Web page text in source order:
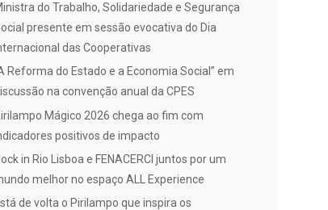
do Trabalho, Solidariedade e Segurança
presente em sessão evocativa do Dia
das Cooperativas
Reforma do Estado e a Economia Social” em
na convenção anual da CPES
Mágico 2026 chega ao fim com
positivos de impacto
in Rio Lisboa e FENACERCI juntos por um
melhor no espaço ALL Experience
de volta o Pirilampo que inspira os